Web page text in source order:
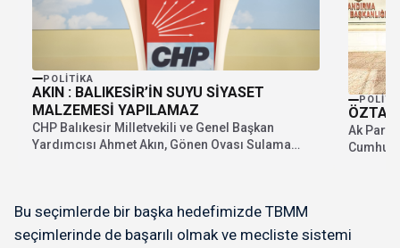
POLITIKA
AKIN : BALIKESİR’İN SUYU SİYASET
MALZEMESİ YAPILAMAZ
CHP Balıkesir Milletvekili ve Genel Başkan
Yardımcısı Ahmet Akın, Gönen Ovası Sulama
Ak Parti
Bu seçimlerde bir başka hedefimizde TBMM
seçimlerinde de başarılı olmak ve mecliste sistemi